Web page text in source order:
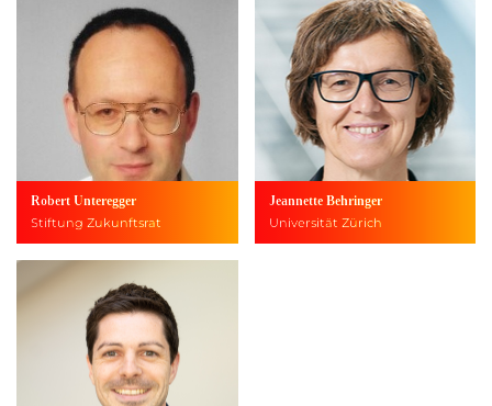
Robert Unteregger
Stiftung Zukunftsrat
Jeannette Behringer
Universität Zürich